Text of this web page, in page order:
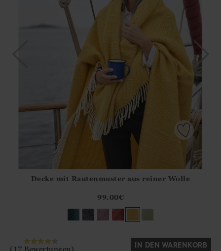
?? ""
Ja Nein
Decke mit Rautenmuster aus reiner Wolle
99.00€
(17 Bewertungen) IN DEN WARENKORB